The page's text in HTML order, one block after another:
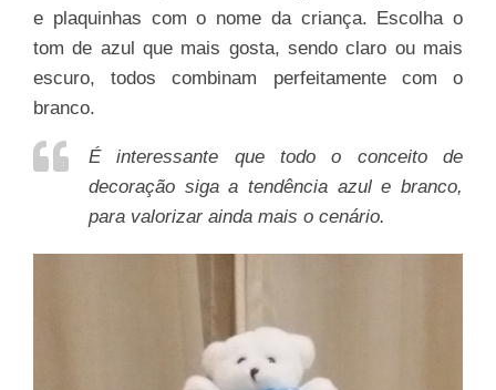
e plaquinhas com o nome da criança. Escolha o
tom de azul que mais gosta, sendo claro ou mais
escuro, todos combinam perfeitamente com o
branco.
É interessante que todo o conceito de
decoração siga a tendência azul e branco,
para valorizar ainda mais o cenário.